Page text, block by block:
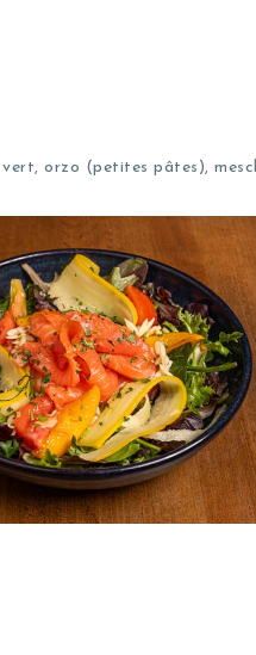
orzo (petites pâtes),